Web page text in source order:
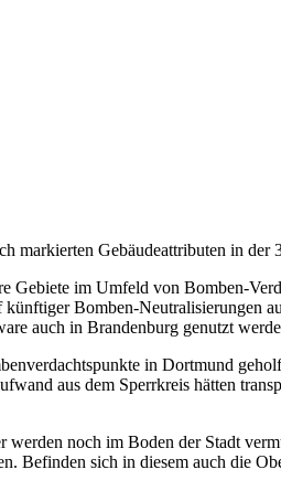
Gebiete im Umfeld von Bomben-
Bomben-Neutralisierungen
auch in Brandenburg genutzt
in Dortmund
aus dem Sperrkreis hätten
noch im Boden der Stadt
Befinden sich in diesem auch die